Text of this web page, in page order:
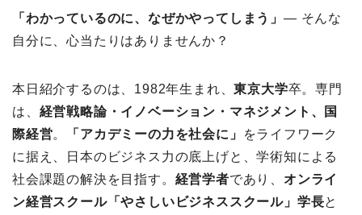
「わかっているのに、なぜかやってしまう」 ― そんな
自分に、心当たりはありませんか？
本日紹介するのは、1982年生まれ、東京大学卒。専門
は、 経営戦略論・イノベーション・マネジメント、国
際経営。 「アカデミーの力を社会に」
をライフワーク
に据え、日本のビジネス力の底上げと、学術知による
社会課題の解決を目指す。 経営学者であり、 オンライ
ン経営スクール「やさしいビジネススクール」学長と